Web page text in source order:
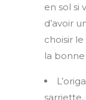
en sol si
d’avoir
choisir
la